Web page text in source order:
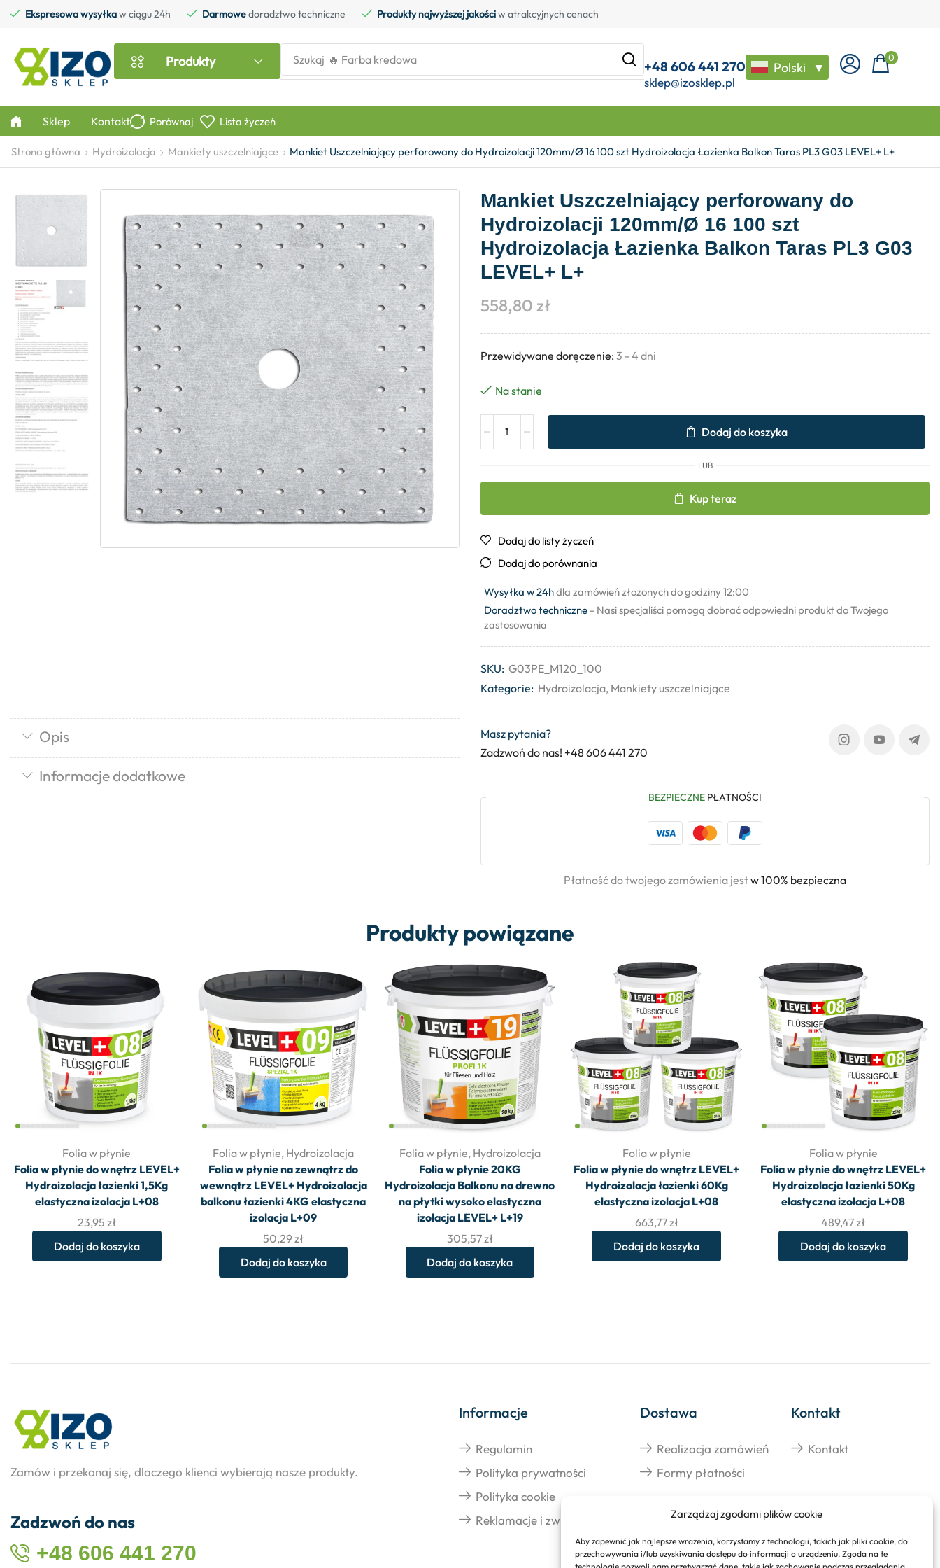
Zarządzaj zgodami plików cookie
Aby zapewnić jak najlepsze wrażenia, korzystamy z technologii, takich jak pliki cookie, do
przechowywania i/lub uzyskiwania dostępu do informacji o urządzeniu. Zgoda na te
Ekspresowa wysyłkaw ciągu 24h Darmowedoradztwo techniczne Produkty najwyższej jakościw atrakcyjnych cenach
Produkty Szukaj 🔥 Farba kredowa +48 606 441 270
sklep@izosklep.pl
Polski ▼
0
Sklep Kontakt Porównaj Lista życzeń
Strona główna Hydroizolacja Mankiety uszczelniające Mankiet Uszczelniający perforowany do Hydroizolacji 120mm/Ø 16 100 szt Hydroizolacja Łazienka Balkon Taras PL3 G03 LEVEL+ L+
Opis
Informacje dodatkowe
Mankiet Uszczelniający perforowany do
Hydroizolacji 120mm/Ø 16 100 szt
Hydroizolacja Łazienka Balkon Taras PL3 G03
LEVEL+ L+
558,80 zł
Przewidywane doręczenie: 3 - 4 dni
Na stanie
Dodaj do koszyka
LUB
Kup teraz
Dodaj do listy życzeń
Dodaj do porównania
Wysyłka w 24hdla zamówień złożonych do godziny 12:00
Doradztwo techniczne - Nasi specjaliści pomogą dobrać odpowiedni produkt do Twojego
zastosowania
SKU: G03PE_M120_100
Kategorie: Hydroizolacja, Mankiety uszczelniające
Masz pytania?
Zadzwoń do nas! +48 606 441 270
BEZPIECZNE PŁATNOŚCI
Płatność do twojego zamówienia jestw 100% bezpieczna
Produkty powiązane
Folia w płynie
Folia w płynie do wnętrz LEVEL+
Hydroizolacja łazienki 1,5Kg
elastyczna izolacja L+08
23,95 zł
Dodaj do koszyka
Folia w płynie, Hydroizolacja
Folia w płynie na zewnątrz do
wewnątrz LEVEL+ Hydroizolacja
balkonu łazienki 4KG elastyczna
izolacja L+09
50,29zł
Dodaj do koszyka
Folia w płynie, Hydroizolacja
Folia w płynie 20KG
Hydroizolacja Balkonu na drewno
na płytki wysoko elastyczna
izolacja LEVEL+ L+19
305,57zł
Dodaj do koszyka
Folia w płynie
Folia w płynie do wnętrz LEVEL+
Hydroizolacja łazienki 60Kg
elastyczna izolacja L+08
663,77zł
Dodaj do koszyka
Folia w płynie
Folia w płynie do wnętrz LEVEL+
Hydroizolacja łazienki 50Kg
elastyczna izolacja L+08
489,47zł
Dodaj do koszyka
Zamów i przekonaj się, dlaczego klienci wybierają nasze produkty.
Zadzwoń do nas
+48 606 441 270
Informacje
Regulamin
Polityka prywatności
Polityka cookie
Reklamacje i zwroty
Dostawa
Realizacja zamówień
Formy płatności
Kontakt
Kontakt